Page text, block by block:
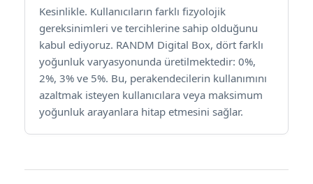
Kesinlikle. Kullanıcıların farklı fizyolojik
gereksinimleri ve tercihlerine sahip olduğunu
kabul ediyoruz. RANDM Digital Box, dört farklı
yoğunluk varyasyonunda üretilmektedir: 0%,
2%, 3% ve 5%. Bu, perakendecilerin kullanımını
azaltmak isteyen kullanıcılara veya maksimum
yoğunluk arayanlara hitap etmesini sağlar.